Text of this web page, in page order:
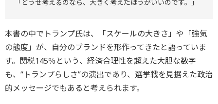
「どうせ考えるのなら、大きく考えたほうがいいのです。」
本書の中でトランプ氏は、「スケールの大きさ」や「強気
の態度」が、自分のブランドを形作ってきたと語っていま
す。関税145％という、経済合理性を超えた大胆な数字
も、“トランプらしさ”の演出であり、選挙戦を見据えた政治
的メッセージでもあると考えられます。